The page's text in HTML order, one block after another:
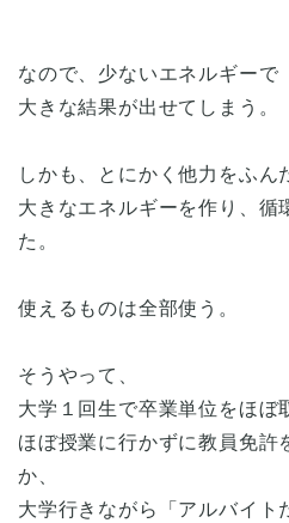
なので、少ないエネルギーで
大きな結果が出せてしまう。
しかも、とにかく他力をふん
大きなエネルギーを作り、循
た。
使えるものは全部使う。
そうやって、
大学１回生で卒業単位をほぼ
ほぼ授業に行かずに教員免許
か、
大学行きながら「アルバイト